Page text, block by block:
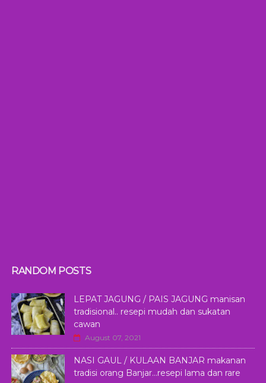
RANDOM POSTS
LEPAT JAGUNG / PAIS JAGUNG manisan
tradisional.. resepi mudah dan sukatan
cawan
August 07, 2021
NASI GAUL / KULAAN BANJAR makanan
tradisi orang Banjar...resepi lama dan rare